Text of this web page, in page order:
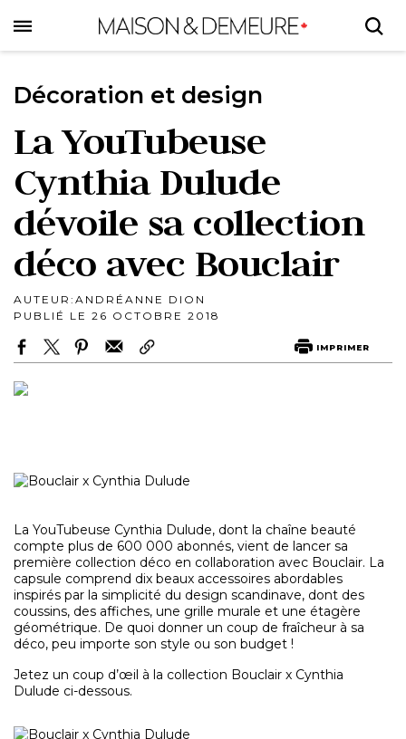
to
main
content
Décoration et design
La YouTubeuse
Cynthia Dulude
dévoile sa collection
déco avec Bouclair
AUTEUR: ANDRÉANNE DION
PUBLIÉ LE 26 OCTOBRE 2018
IMPRIMER
La YouTubeuse Cynthia Dulude, dont la chaîne beauté
compte plus de 600 000 abonnés, vient de lancer sa
première collection déco en collaboration avec Bouclair. La
capsule comprend dix beaux accessoires abordables
inspirés par la simplicité du design scandinave, dont des
coussins, des affiches, une grille murale et une étagère
géométrique. De quoi donner un coup de fraîcheur à sa
déco, peu importe son style ou son budget !
Jetez un coup d’œil à la collection Bouclair x Cynthia
Dulude ci-dessous.